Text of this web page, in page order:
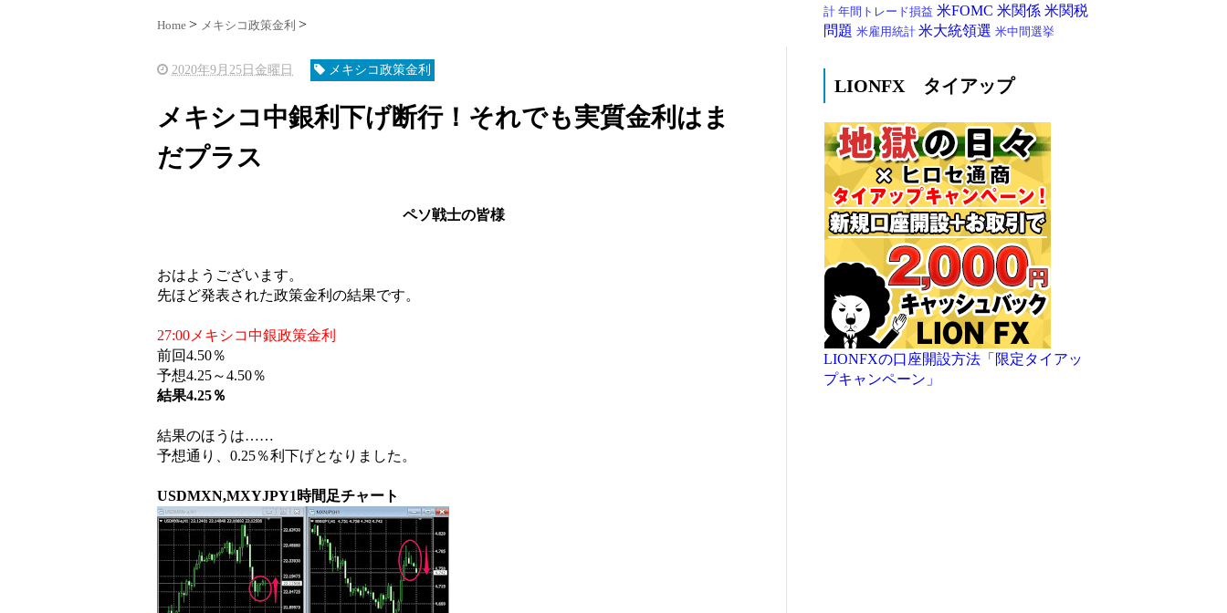
Home メキシコ政策金利
2020年9月25日金曜日 メキシコ政策金利
メキシコ中銀利下げ断行！それでも実質金利はま
だプラス
ペソ戦士の皆様
おはようございます。
先ほど発表された政策金利の結果です。
27:00メキシコ中銀政策金利
前回4.50％
予想4.25～4.50％
結果4.25％
結果のほうは……
予想通り、0.25％利下げとなりました。
USDMXN,MXYJPY1時間足チャート
計年間トレード損益 米FOMC 米関係 米関税
問題 米雇用統計 米大統領選 米中間選挙
LIONFX タイアップ
LIONFXの口座開設方法「限定タイアッ
プキャンペーン」